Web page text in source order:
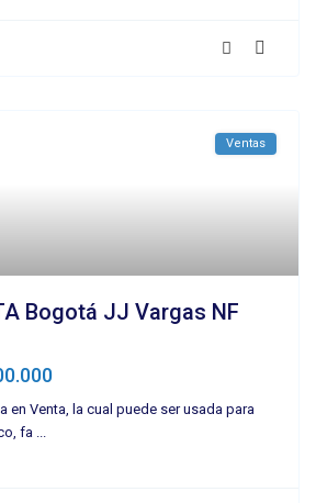
Ventas
Bogotá JJ Vargas NF
en Venta, la cual puede ser usada para
fa ...